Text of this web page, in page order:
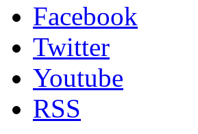
Facebook
Twitter
Youtube
RSS